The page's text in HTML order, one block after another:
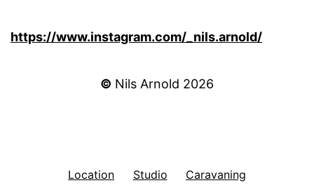
https://www.instagram.com/_nils.arnold/
© Nils Arnold 2026
Location Studio Caravaning